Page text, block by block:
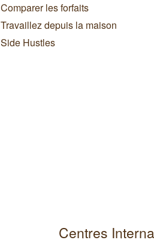
Comparer les forfaits
Travaillez depuis la maison
Side Hustles
Centres